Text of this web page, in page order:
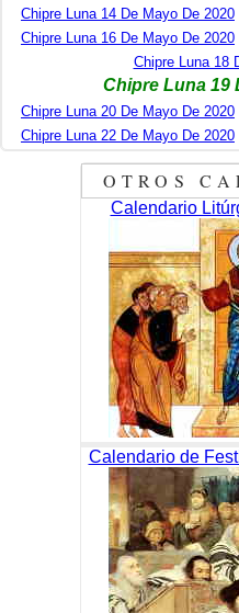
Chipre Luna 14 De Mayo De 2020
Chipre Luna 16 De Mayo De 2020
Chipre Luna 18
Chipre Luna 19
Chipre Luna 20 De Mayo De 2020
Chipre Luna 22 De Mayo De 2020
OTROS
Calendario
Calendario de